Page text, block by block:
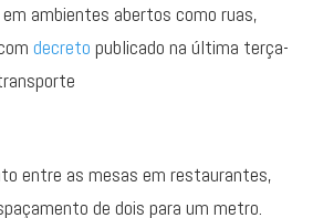
ambientes abertos como ruas,
decreto publicado na última terça-
entre as mesas em restaurantes,
de dois para um metro.